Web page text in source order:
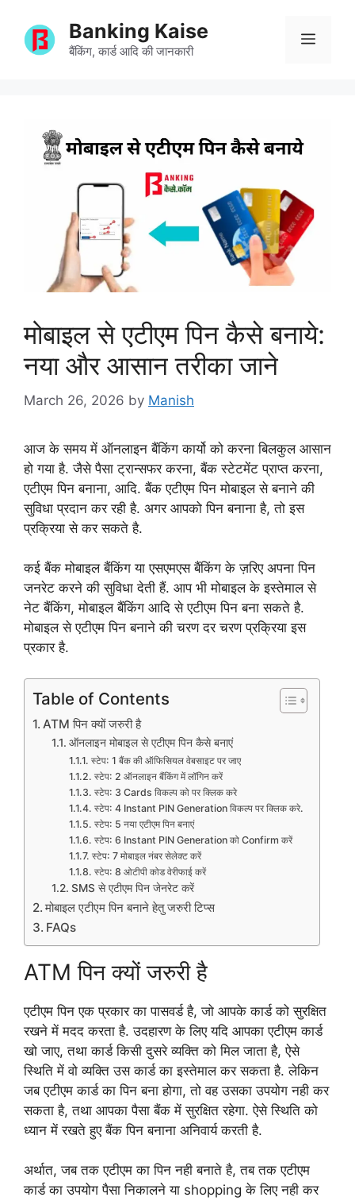
content
Banking Kaise
बैंकिंग, कार्ड आदि की जानकारी
Menu
मोबाइल से एटीएम पिन कैसे बनाये:
नया और आसान तरीका जाने
March 26, 2026 by Manish
आज के समय में ऑनलाइन बैंकिंग कार्यो को करना बिलकुल आसान
हो गया है. जैसे पैसा ट्रान्सफर करना, बैंक स्टेटमेंट प्राप्त करना,
एटीएम पिन बनाना, आदि. बैंक एटीएम पिन मोबाइल से बनाने की
सुविधा प्रदान कर रही है. अगर आपको पिन बनाना है, तो इस
प्रक्रिया से कर सकते है.
कई बैंक मोबाइल बैंकिंग या एसएमएस बैंकिंग के ज़रिए अपना पिन
जनरेट करने की सुविधा देती हैं. आप भी मोबाइल के इस्तेमाल से
नेट बैंकिंग, मोबाइल बैंकिंग आदि से एटीएम पिन बना सकते है.
मोबाइल से एटीएम पिन बनाने की चरण दर चरण प्रक्रिया इस
प्रकार है.
Table of Contents
ATM पिन क्यों जरुरी है
ऑनलाइन मोबाइल से एटीएम पिन कैसे बनाएं
स्टेप: 1 बैंक की ऑफिसियल वेबसाइट पर जाए
स्टेप: 2 ऑनलाइन बैंकिंग में लॉगिन करें
स्टेप: 3 Cards विकल्प को पर क्लिक करे
स्टेप: 4 Instant PIN Generation विकल्प पर क्लिक करे.
स्टेप: 5 नया एटीएम पिन बनाएं
स्टेप: 6 Instant PIN Generation को Confirm करें
स्टेप: 7 मोबाइल नंबर सेलेक्ट करें
स्टेप: 8 ओटीपी कोड वेरीफाई करें
SMS से एटीएम पिन जेनरेट करें
मोबाइल एटीएम पिन बनाने हेतु जरुरी टिप्स
FAQs
ATM पिन क्यों जरुरी है
एटीएम पिन एक प्रकार का पासवर्ड है, जो आपके कार्ड को सुरक्षित
रखने में मदद करता है. उदहारण के लिए यदि आपका एटीएम कार्ड
खो जाए, तथा कार्ड किसी दुसरे व्यक्ति को मिल जाता है, ऐसे
स्थिति में वो व्यक्ति उस कार्ड का इस्तेमाल कर सकता है. लेकिन
जब एटीएम कार्ड का पिन बना होगा, तो वह उसका उपयोग नही कर
सकता है, तथा आपका पैसा बैंक में सुरक्षित रहेगा. ऐसे स्थिति को
ध्यान में रखते हुए बैंक पिन बनाना अनिवार्य करती है.
अर्थात, जब तक एटीएम का पिन नही बनाते है, तब तक एटीएम
कार्ड का उपयोग पैसा निकालने या shopping के लिए नही कर